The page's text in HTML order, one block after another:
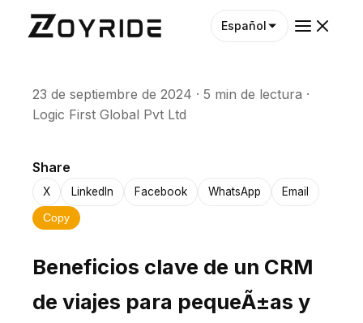
Español
23 de septiembre de 2024 · 5 min de lectura ·
Logic First Global Pvt Ltd
Share
X LinkedIn Facebook WhatsApp Email
Copy
Beneficios clave de un CRM
de viajes para pequeÃ±as y